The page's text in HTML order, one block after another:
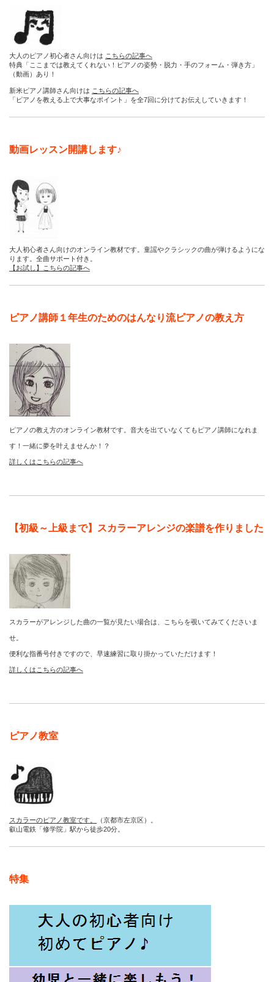
大人のピアノ初心者さん向けは こちらの記事へ
特典「ここまでは教えてくれない！ピアノの姿勢・脱力・手のフォーム・弾き方」
（動画）あり！
新米ピアノ講師さん向けは こちらの記事へ
「ピアノを教える上で大事なポイント」を全7回に分けてお伝えしていきます！
動画レッスン開講します♪
大人初心者さん向けのオンライン教材です。童謡やクラシックの曲が弾けるようにな
ります。全曲サポート付き。
【お試し】こちらの記事へ
ピアノ講師１年生のためのはんなり流ピアノの教え方
ピアノの教え方のオンライン教材です。音大を出ていなくてもピアノ講師になれま
す！一緒に夢を叶えませんか！？
詳しくはこちらの記事へ
【初級～上級まで】スカラーアレンジの楽譜を作りました
スカラーがアレンジした曲の一覧が見たい場合は、こちらを覗いてみてくださいま
せ。
便利な指番号付きですので、早速練習に取り掛かっていただけます！
詳しくはこちらの記事へ
ピアノ教室
スカラーのピアノ教室です。
（京都市左京区）。
叡山電鉄「修学院」駅から徒歩20分。
特集